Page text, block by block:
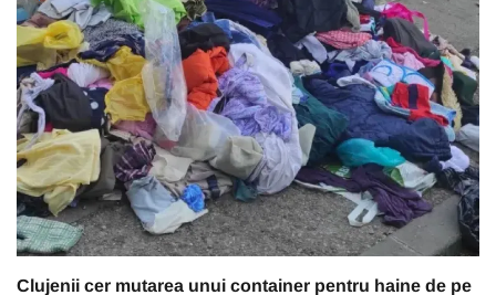
Clujenii cer mutarea unui container pentru haine de pe